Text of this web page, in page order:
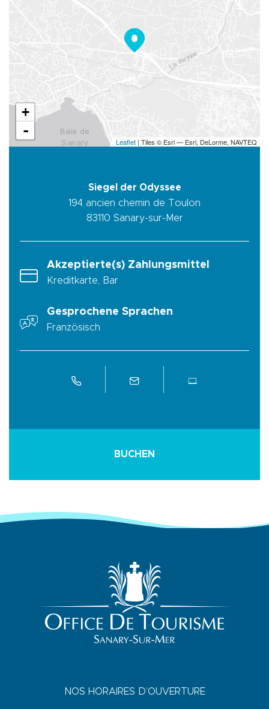
+
-
Leaflet | Tiles © Esri — Esri, DeLorme, NAVTEQ
Siegel der Odyssee
194 ancien chemin de Toulon
83110 Sanary-sur-Mer
Akzeptierte(s) Zahlungsmittel
Kreditkarte, Bar
Gesprochene Sprachen
Französisch
BUCHEN
NOS HORAIRES D’OUVERTURE